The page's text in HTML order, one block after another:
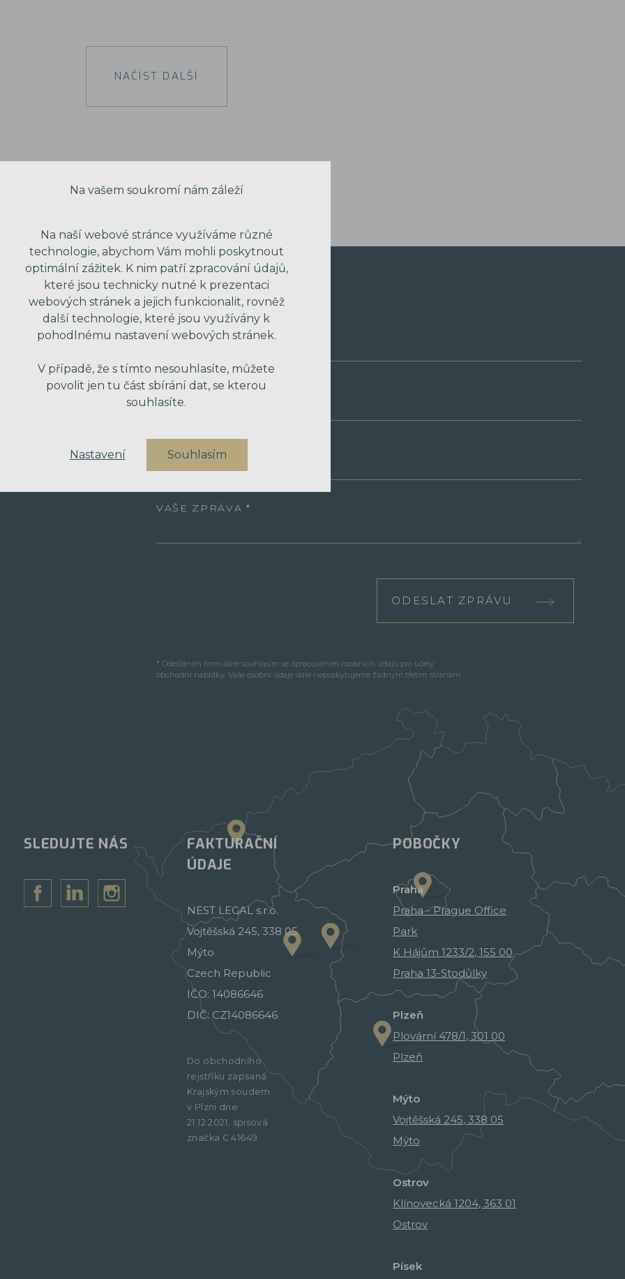
NAČÍST DALŠÍ
VAŠE JMÉNO
VÁŠ EMAIL
VÁŠ TELEFON
VAŠE ZPRÁVA
ODESLAT ZPRÁVU
* Odesláním formuláře souhlasím se zpracováním osobních údajů pro účely
obchodní nabídky. Vaše osobní údaje dále neposkytujeme žádným třetím stranám.
SLEDUJTE NÁS
FAKTURAČNÍ
ÚDAJE
NEST LEGAL s.r.o.
Vojtěšská 245, 338 05
Mýto
Czech Republic
IČO: 14086646
DIČ: CZ14086646
Do obchodního
rejstříku zapsaná
Krajským soudem
v Plzni dne
21.12.2021, spisová
značka C 41649.
POBOČKY
Praha
Praha - Prague Office
Park
K Hájům 1233/2, 155 00
Praha 13-Stodůlky
Plzeň
Plovární 478/1, 301 00
Plzeň
Mýto
Vojtěšská 245, 338 05
Mýto
Ostrov
Klínovecká 1204, 363 01
Ostrov
Písek
Na vašem soukromí nám záleží
Na naší webové stránce využíváme různé
technologie, abychom Vám mohli poskytnout
optimální zážitek. K nim patří zpracování údajů,
které jsou technicky nutné k prezentaci
webových stránek a jejich funkcionalit, rovněž
další technologie, které jsou využívány k
pohodlnému nastavení webových stránek.
V případě, že s tímto nesouhlasíte, můžete
povolit jen tu část sbírání dat, se kterou
souhlasíte.
Nastavení Souhlasím